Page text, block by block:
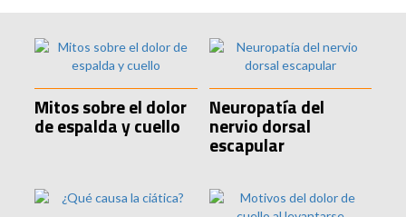
Mitos sobre el dolor
de espalda y cuello
Neuropatía del
nervio dorsal
escapular